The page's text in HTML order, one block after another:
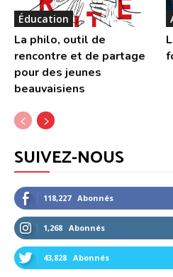
Éducation
La philo, outil de
rencontre et de partage
pour des jeunes
beauvaisiens
SUIVEZ-NOUS
118,227 Abonnés
1,268 Abonnés
43,828 Abonnés